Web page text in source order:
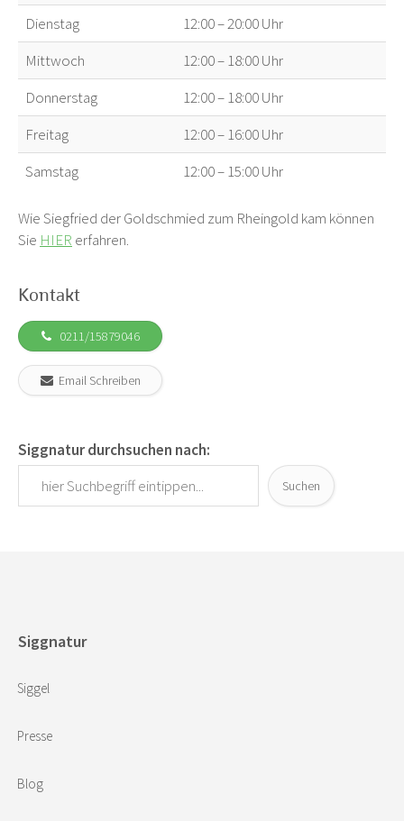
Dienstag
12:00 – 20:00 Uhr
Mittwoch
12:00 – 18:00 Uhr
Donnerstag
12:00 – 18:00 Uhr
Freitag
12:00 – 16:00 Uhr
Samstag
12:00 – 15:00 Uhr
Wie Siegfried der Goldschmied zum Rheingold kam können
Sie HIER erfahren.
Kontakt
0211/15879046
Email Schreiben
Siggnatur durchsuchen nach:
Suchen
Siggnatur
Siggel
Presse
Blog